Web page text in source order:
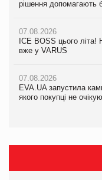
рішення допомагають
07.08.2026
ICE BOSS цього літа!
вже у VARUS
07.08.2026
EVA.UA запустила
якого покупці не
рішення допомагають
07.08.2026
ICE BOSS цього літа!
вже у VARUS
07.08.2026
EVA.UA запустила
якого покупці не
Продажі Hugo Boss